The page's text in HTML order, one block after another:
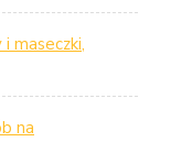
maseczki,
na